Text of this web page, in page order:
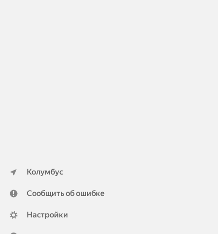
Колумбус
Сообщить об ошибке
Настройки